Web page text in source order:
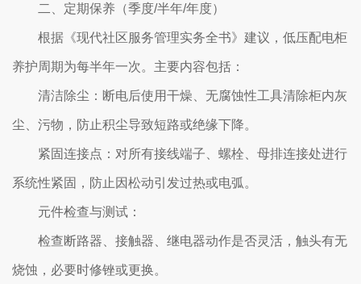
二、定期保养（季度/半年/年度）
根据《现代社区服务管理实务全书》建议，低压配电柜
养护周期为每半年一次。主要内容包括：
‌清洁除尘‌：断电后使用干燥、无腐蚀性工具清除柜内灰
尘、污物，防止积尘导致短路或绝缘下降。
‌紧固连接点‌：对所有接线端子、螺栓、母排连接处进行
系统性紧固，防止因松动引发过热或电弧。
‌元件检查与测试‌：
检查断路器、接触器、继电器动作是否灵活，触头有无
烧蚀，必要时修锉或更换。